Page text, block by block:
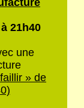
21h40
une
» de